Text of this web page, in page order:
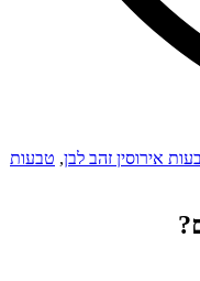
אירוסין זהב לבן, טבעות